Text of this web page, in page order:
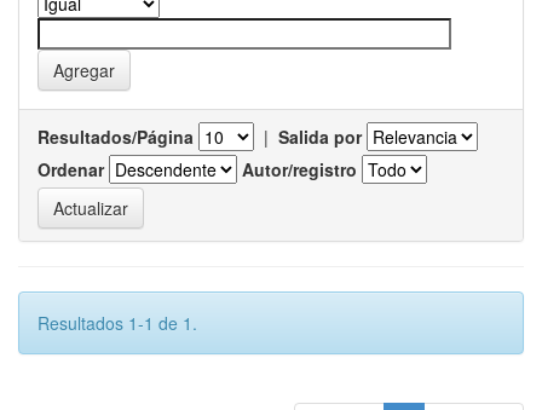
Resultados/Página | Salida por
Ordenar
Autor/registro
Resultados 1-1 de 1.